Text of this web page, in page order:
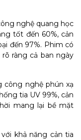
nghệ quang học
tốt đến 60%, cản
đến 97%. Phim có
ràng cả ban ngày
công nghệ phún xạ
tia UV 99%, cản
mang lại bề mặt
khả năng cản tia